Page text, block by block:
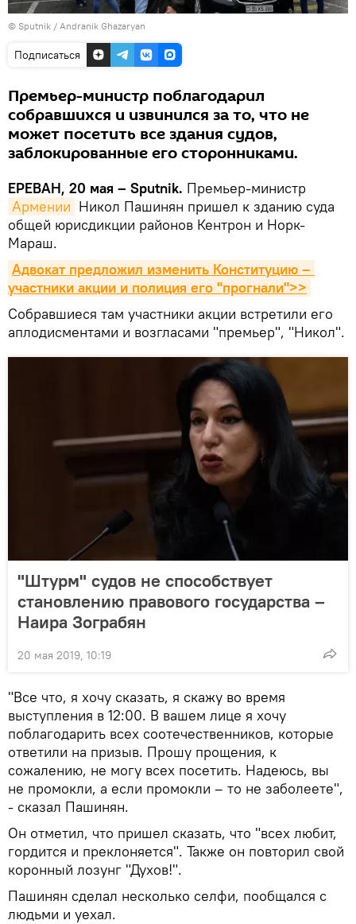
© Sputnik / Andranik Ghazaryan
Подписаться
Премьер-министр поблагодарил
собравшихся и извинился за то, что не
может посетить все здания судов,
заблокированные его сторонниками.
ЕРЕВАН, 20 мая – Sputnik. Премьер-министр
Армении Никол Пашинян пришел к зданию суда
общей юрисдикции районов Кентрон и Норк-
Мараш.
Адвокат предложил изменить Конституцию –
участники акции и полиция его "прогнали">>
Собравшиеся там участники акции встретили его
аплодисментами и возгласами "премьер", "Никол".
"Штурм" судов не способствует
становлению правового государства –
Наира Зограбян
20 мая 2019, 10:19
"Все что, я хочу сказать, я скажу во время
выступления в 12:00. В вашем лице я хочу
поблагодарить всех соотечественников, которые
ответили на призыв. Прошу прощения, к
сожалению, не могу всех посетить. Надеюсь, вы
не промокли, а если промокли – то не заболеете",
- сказал Пашинян.
Он отметил, что пришел сказать, что "всех любит,
гордится и преклоняется". Также он повторил свой
коронный лозунг "Духов!".
Пашинян сделал несколько селфи, пообщался с
людьми и уехал.